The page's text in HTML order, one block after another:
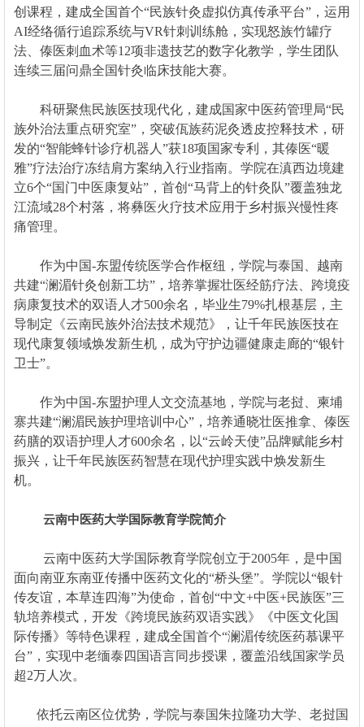
创课程，建成全国首个“民族针灸虚拟仿真传承平台”，运用
AI经络循行追踪系统与VR针刺训练舱，实现怒族竹罐疗
法、傣医刺血术等12项非遗技艺的数字化教学，学生团队
连续三届问鼎全国针灸临床技能大赛。
科研聚焦民族医技现代化，建成国家中医药管理局“民
族外治法重点研究室”，突破佤族药泥灸透皮控释技术，研
发的“智能蜂针诊疗机器人”获18项国家专利，其傣医“暖
雅”疗法治疗冻结肩方案纳入行业指南。学院在滇西边境建
立6个“国门中医康复站”，首创“马背上的针灸队”覆盖独龙
江流域28个村落，将彝医火疗技术应用于乡村振兴慢性疼
痛管理。
作为中国-东盟传统医学合作枢纽，学院与泰国、越南
共建“澜湄针灸创新工坊”，培养掌握壮医经筋疗法、跨境疫
病康复技术的双语人才500余名，毕业生79%扎根基层，主
导制定《云南民族外治法技术规范》，让千年民族医技在
现代康复领域焕发新生机，成为守护边疆健康走廊的“银针
卫士”。
作为中国-东盟护理人文交流基地，学院与老挝、柬埔
寨共建“澜湄民族护理培训中心”，培养通晓壮医推拿、傣医
药膳的双语护理人才600余名，以“云岭天使”品牌赋能乡村
振兴，让千年民族医药智慧在现代护理实践中焕发新生
机。
云南中医药大学国际教育学院简介
云南中医药大学国际教育学院创立于2005年，是中国
面向南亚东南亚传播中医药文化的“桥头堡”。学院以“银针
传友谊，本草连四海”为使命，首创“中文+中医+民族医”三
轨培养模式，开发《跨境民族药双语实践》《中医文化国
际传播》等特色课程，建成全国首个“澜湄传统医药慕课平
台”，实现中老缅泰四国语言同步授课，覆盖沿线国家学员
超2万人次。
依托云南区位优势，学院与泰国朱拉隆功大学、老挝国